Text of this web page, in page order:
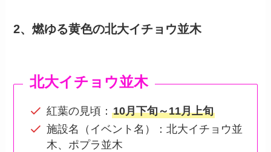
2、燃ゆる黄色の北大イチョウ並木
北大イチョウ並木
紅葉の見頃：10月下旬～11月上旬
施設名（イベント名）：北大イチョウ並
木、ポプラ並木